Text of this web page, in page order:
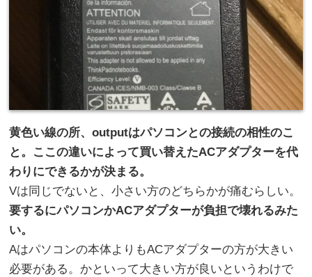
黄色い線の所、outputはパソコンとの接続の相性のこ
と。ここの違いによって買い替えたACアダプターを代
わりにできるかが決まる。
Vは同じでないと、小さい方のどちらかが痛むらしい。
要するにパソコンかACアダプターが負担で壊れるみた
い。
Aはパソコンの本体よりもACアダプターの方が大きい
必要がある。かといって大きい方が良いというわけで